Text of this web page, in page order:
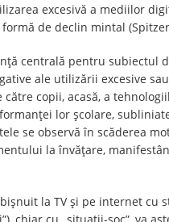
excesivă a mediilor
formă de declin mintal
centrală pentru subiectul
ale utilizării excesive
către copii, acasă, a
lor şcolare,
se observă în scăderea
la învățare,
la TV și pe internet cu